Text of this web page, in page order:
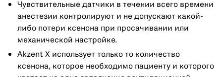
Чувствительные датчики в течении всего времени
анестезии контролируют и не допускают какой-
либо потери ксенона при просачивании или
механической настройке.
Akzent X использует только то количество
ксенона, которое необходимо пациенту и которого